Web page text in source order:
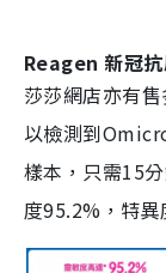
Reagen 新冠
莎莎網店亦有
以檢測到
樣本，只需15
度95.2%，特異